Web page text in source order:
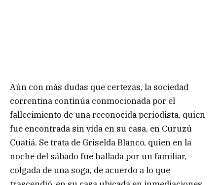
Aún con más dudas que certezas, la sociedad
correntina continúa conmocionada por el
fallecimiento de una reconocida periodista, quien
fue encontrada sin vida en su casa, en Curuzú
Cuatiá. Se trata de Griselda Blanco, quien en la
noche del sábado fue hallada por un familiar,
colgada de una soga, de acuerdo a lo que